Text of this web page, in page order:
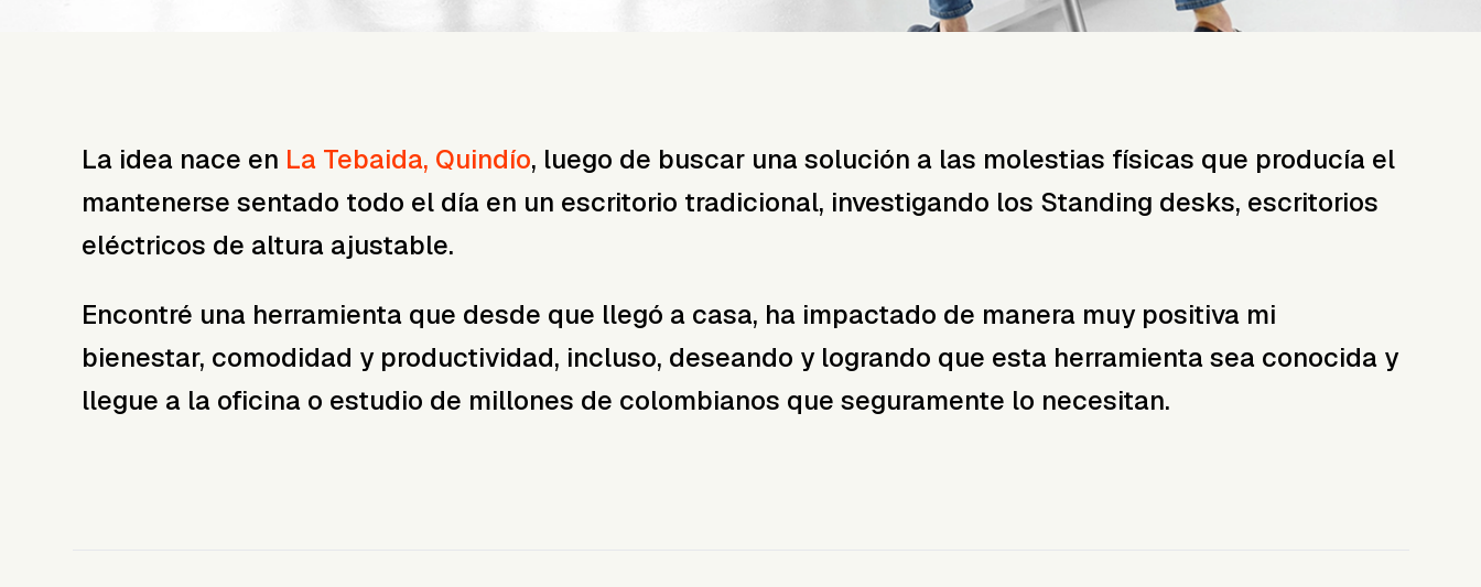
La idea nace en La Tebaida, Quindío, luego de buscar una solución a las molestias físicas que producía el
mantenerse sentado todo el día en un escritorio tradicional, investigando los Standing desks, escritorios
eléctricos de altura ajustable.
Encontré una herramienta que desde que llegó a casa, ha impactado de manera muy positiva mi
bienestar, comodidad y productividad, incluso, deseando y logrando que esta herramienta sea conocida y
llegue a la oficina o estudio de millones de colombianos que seguramente lo necesitan.